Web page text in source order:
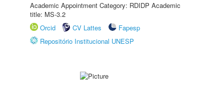
Academic Appointment Category: RDIDP Academic
title: MS-3.2
Orcid
CV Lattes
Fapesp
Repositório Institucional UNESP